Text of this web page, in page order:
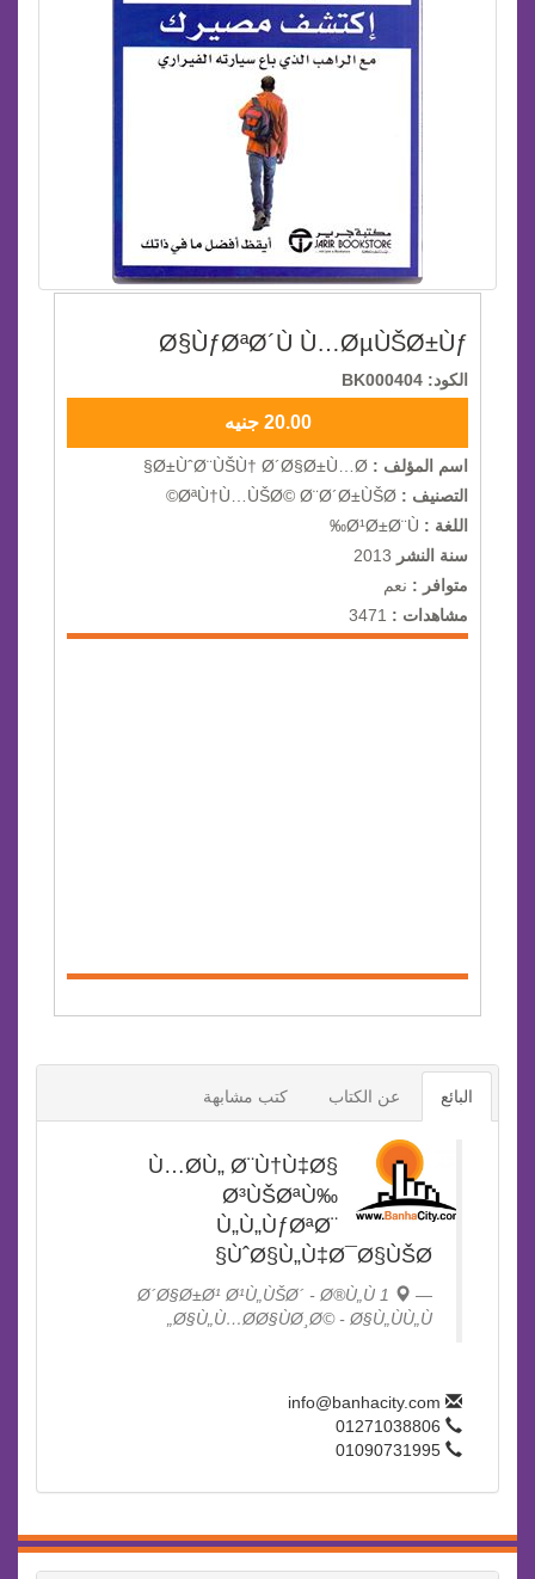
Ø§ÙƒØªØ´Ù Ù…ØµÙŠØ±Ùƒ
الكود: BK000404
20.00 جنيه
اسم المؤلف :
التصنيف :
اللغة :
سنة النشر 2013
متوافر : نعم
مشاهدات : 3471
البائع عن الكتاب كتب مشابهة
Ù…Ø­Ù„ Ø¨Ù†Ù‡Ø§
Ø³ÙŠØªÙ‰
Ù„Ù„ÙƒØªØ¨
ÙˆØ§Ù„Ù‡Ø¯Ø§ÙŠØ§
1 Ø´Ø§Ø±Ø¹ Ø¹Ù„ÙŠØ´ - Ø®Ù„Ù
Ø§Ù„Ù…Ø­Ø§ÙØ¸Ø© - Ø§Ù„ÙÙ„Ù„